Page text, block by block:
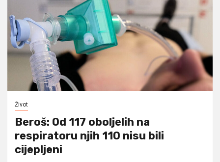
Život
Beroš: Od 117 oboljelih na
respiratoru njih 110 nisu bili
cijepljeni